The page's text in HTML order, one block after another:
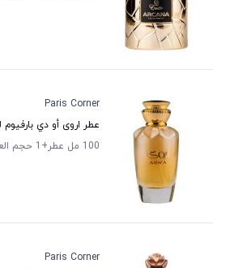
Paris Corner
عطر اروى أو دي
100 مل عطر
+1 حجم
Paris Corner